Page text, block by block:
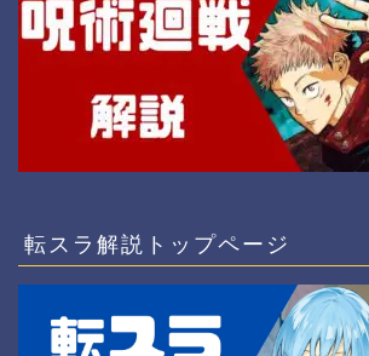
転スラ解説トップページ